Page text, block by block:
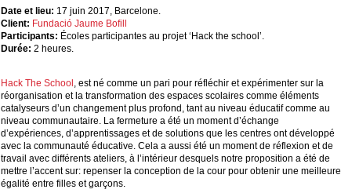
Date et lieu: 17 juin 2017, Barcelone.
Client: Fundació Jaume Bofill
Participants: Écoles participantes au projet ‘Hack the school’.
Durée: 2 heures.
Hack The School , est né comme un pari pour réfléchir et expérimenter sur la
réorganisation et la transformation des espaces scolaires comme éléments
catalyseurs d’un changement plus profond, tant au niveau éducatif comme au
niveau communautaire. La fermeture a été un moment d’échange
d’expériences, d’apprentissages et de solutions que les centres ont développé
avec la communauté éducative. Cela a aussi été un moment de réflexion et de
travail avec différents ateliers, à l’intérieur desquels notre proposition a été de
mettre l’accent sur: repenser la conception de la cour pour obtenir une meilleure
égalité entre filles et garçons.